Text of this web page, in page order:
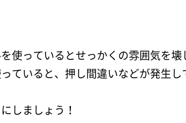
使っているとせっかくの雰囲気を壊
ていると、押し間違いなどが発生し
しましょう！